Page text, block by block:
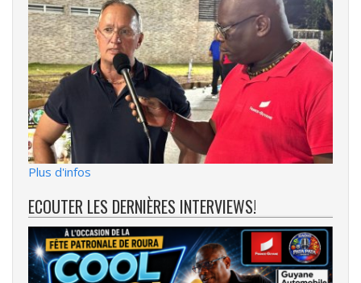
Plus d'infos
ECOUTER LES DERNIÈRES INTERVIEWS!